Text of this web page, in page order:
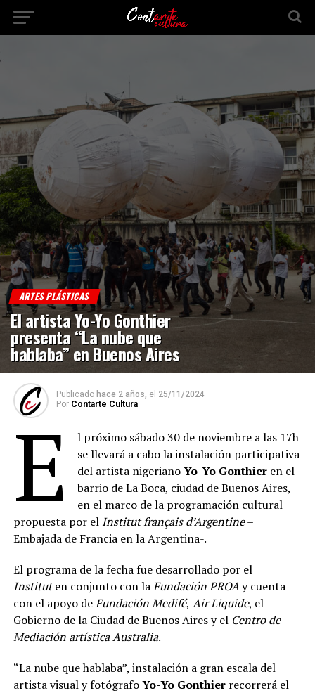
ARTES PLÁSTICAS
El artista Yo-Yo Gonthier
presenta “La nube que
hablaba” en Buenos Aires
Publicado hace 2 años, el 25/11/2024
Por Contarte Cultura
E
l próximo sábado 30 de noviembre a las 17h
se llevará a cabo la instalación participativa
del artista nigerianoYo-Yo Gonthier en el
barrio de La Boca, ciudad de Buenos Aires,
en el marco de la programación cultural
propuesta por el Institut français d’Argentine–
Embajada de Francia en la Argentina-.
El programa de la fecha fue desarrollado por el
Instituten conjunto con laFundación PROAy cuenta
con el apoyo deFundación Medifé, Air Liquide, el
Gobierno de la Ciudad de Buenos Aires y el Centro de
Mediación artística Australia.
“La nube que hablaba”, instalación a gran escala del
artista visual y fotógrafoYo-Yo Gonthierrecorrerá el